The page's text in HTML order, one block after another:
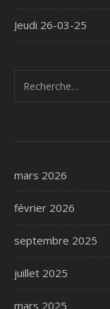
Jeudi 26-03-25
mars 2026
février 2026
septembre 2025
juillet 2025
mars 2025